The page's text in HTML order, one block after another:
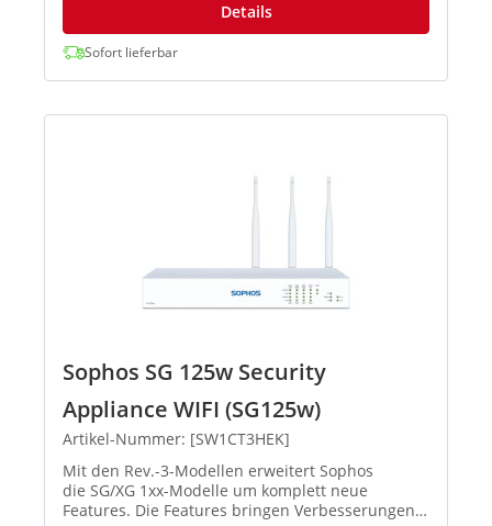
Details
Sofort lieferbar
Sophos SG 125w Security
Appliance WIFI (SG125w)
Artikel-Nummer: [SW1CT3HEK]
Mit den Rev.-3-Modellen erweitert Sophos
die SG/XG 1xx-Modelle um komplett neue
Features. Die Features bringen Verbesserungen